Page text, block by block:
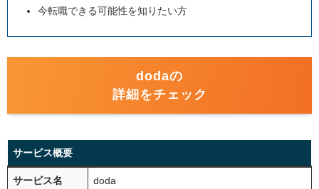
今転職できる可能性を知りたい方
dodaの
詳細をチェック
サービス概要
サービス名 doda